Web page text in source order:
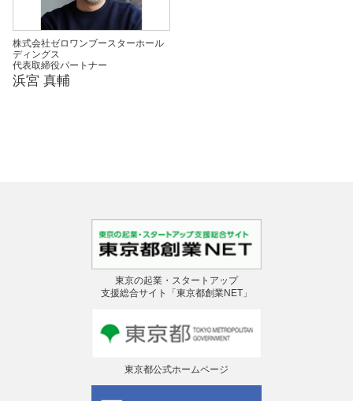
株式会社ゼロワンブースターホール
ディングス
代表取締役パートナー
浜宮 真輔
東京の起業・スタートアップ
支援総合サイト「東京都創業NET」
東京都公式ホームページ